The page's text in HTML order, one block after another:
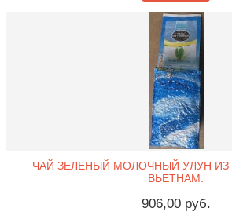
ЧАЙ ЗЕЛЕНЫЙ МОЛОЧНЫЙ УЛУН ИЗ
ВЬЕТНАМ.
906,00 руб.